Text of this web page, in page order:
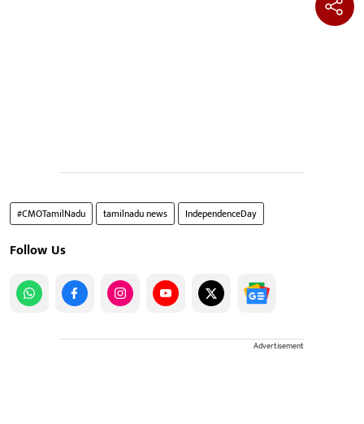
#CMOTamilNadu tamilnadu news IndependenceDay
Follow Us
Advertisement